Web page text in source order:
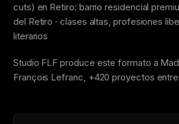
cuts) en Retiro: barrio residencial
del Retiro · clases altas, profesiones
literarios
Studio FLF produce este formato a
François Lefranc, +420 proyectos